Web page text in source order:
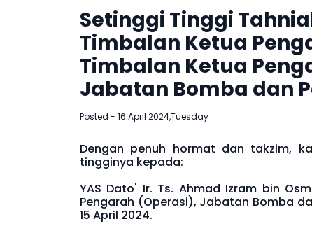
Setinggi Tinggi
Timbalan Ketua
Timbalan Ketua
Jabatan Bomba dan
Posted - 16 April 2024,Tuesday
Dengan penuh hormat dan takzim,
tingginya kepada:
YAS Dato' Ir. Ts. Ahmad Izram bin
Pengarah (Operasi), Jabatan Bomba
15 April 2024.